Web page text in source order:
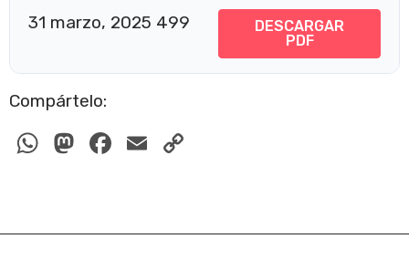
31 marzo, 2025 499
DESCARGAR
PDF
Compártelo:
W
s
M
o
F
e
E
y